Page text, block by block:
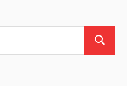
Suchen